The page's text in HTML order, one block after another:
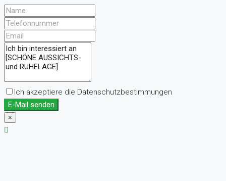
Ich akzeptiere die Datenschutzbestimmungen
E-Mail senden
×